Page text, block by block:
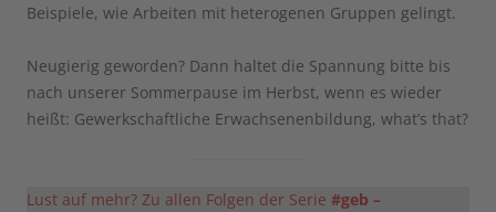
Beispiele, wie Arbeiten mit heterogenen Gruppen gelingt.
Neugierig geworden? Dann haltet die Spannung bitte bis
nach unserer Sommerpause im Herbst, wenn es wieder
heißt: Gewerkschaftliche Erwachsenenbildung, what’s that?
Lust auf mehr? Zu allen Folgen der Serie #geb –